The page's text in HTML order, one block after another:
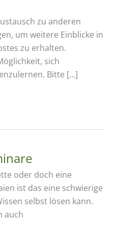
zu anderen
um weitere Einblicke in
zu erhalten.
sich
Bitte […]
oder doch eine
ist das eine schwierige
selbst lösen kann.
auch